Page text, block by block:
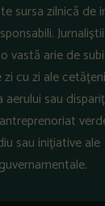
sursa zilnică de
vastă arie de
cu zi ale
sau
sau inițiative ale